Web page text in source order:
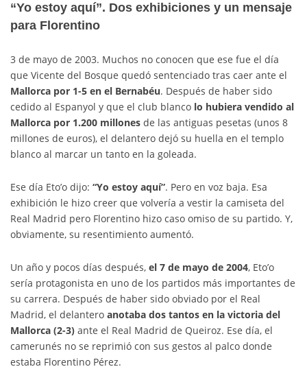
“Yo estoy aquí”. Dos exhibiciones y un mensaje
para Florentino
3 de mayo de 2003. Muchos no conocen que ese fue el día
que Vicente del Bosque quedó sentenciado tras caer ante el
Mallorca por 1-5 en el Bernabéu. Después de haber sido
cedido al Espanyol y que el club blanco lo hubiera vendido al
Mallorca por 1.200 millones de las antiguas pesetas (unos 8
millones de euros), el delantero dejó su huella en el templo
blanco al marcar un tanto en la goleada.
Ese día Eto’o dijo: “Yo estoy aquí”. Pero en voz baja. Esa
exhibición le hizo creer que volvería a vestir la camiseta del
Real Madrid pero Florentino hizo caso omiso de su partido. Y,
obviamente, su resentimiento aumentó.
Un año y pocos días después, el 7 de mayo de 2004, Eto’o
sería protagonista en uno de los partidos más importantes de
su carrera. Después de haber sido obviado por el Real
Madrid, el delantero anotaba dos tantos en la victoria del
Mallorca (2-3) ante el Real Madrid de Queiroz. Ese día, el
camerunés no se reprimió con sus gestos al palco donde
estaba Florentino Pérez.